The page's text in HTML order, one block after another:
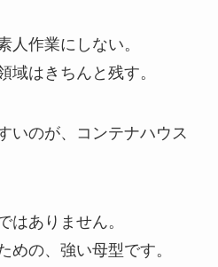
人作業にしない。
域はきちんと残す。
いのが、コンテナハウス
はありません。
めの、強い母型です。